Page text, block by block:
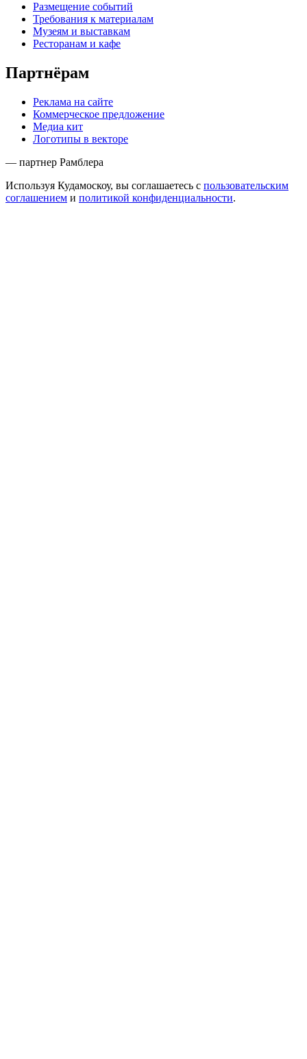
Размещение событий
Требования к материалам
Музеям и выставкам
Ресторанам и кафе
Партнёрам
Реклама на сайте
Коммерческое предложение
Медиа кит
Логотипы в векторе
— партнер Рамблера
Используя Кудамоскоу, вы соглашаетесь с пользовательским
соглашением и политикой конфиденциальности.